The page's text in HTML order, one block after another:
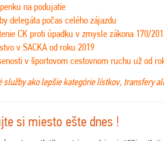
na podujatie
delegáta počas celého zájazdu
CK proti úpadku v zmysle zákona 170/
v SACKA od roku 2019
v športovom cestovnom ruchu už od
služby ako lepšie kategórie lístkov, transfery
si miesto ešte dnes !